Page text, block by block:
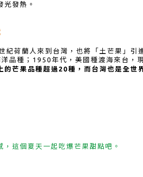
發熱。
荷蘭人來到台灣，也將「土芒果」引
品種；1950年代，美國種渡海來台，
的芒果品種超過20種，而台灣也是全世
這個夏天一起吃爆芒果甜點吧。